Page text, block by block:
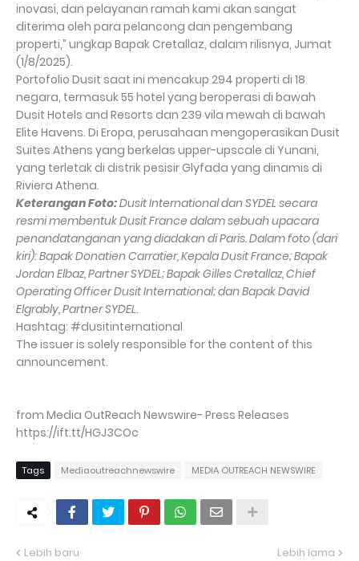
inovasi, dan pelayanan ramah kami akan sangat
diterima oleh para pelancong dan pengembang
properti,” ungkap Bapak Cretallaz, dalam rilisnya, Jumat
(1/8/2025).
Portofolio Dusit saat ini mencakup 294 properti di 18
negara, termasuk 55 hotel yang beroperasi di bawah
Dusit Hotels and Resorts dan 239 vila mewah di bawah
Elite Havens. Di Eropa, perusahaan mengoperasikan Dusit
Suites Athens yang berkelas upper-upscale di Yunani,
yang terletak di distrik pesisir Glyfada yang dinamis di
Riviera Athena.
Keterangan Foto:Dusit International dan SYDEL secara
resmi membentuk Dusit France dalam sebuah upacara
penandatanganan yang diadakan di Paris. Dalam foto (dari
kiri): Bapak Donatien Carratier, Kepala Dusit France; Bapak
Jordan Elbaz, Partner SYDEL; Bapak Gilles Cretallaz, Chief
Operating Officer Dusit International; dan Bapak David
Elgrably, Partner SYDEL.
Hashtag: #dusitinternational
The issuer is solely responsible for the content of this
announcement.
from Media OutReach Newswire- Press Releases
https://ift.tt/HGJ3COc
Tags Mediaoutreachnewswire MEDIA OUTREACH NEWSWIRE
Lebih baru Lebih lama